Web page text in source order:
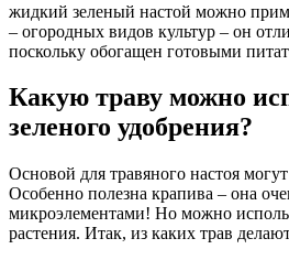
жидкий зеленый настой можно
– огородных видов культур – он
поскольку обогащен готовыми
Какую траву можно
зеленого удобрения?
Основой для травяного настоя
Особенно полезна крапива – она
микроэлементами! Но можно
растения. Итак, из каких трав